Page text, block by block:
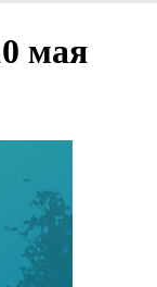
мая